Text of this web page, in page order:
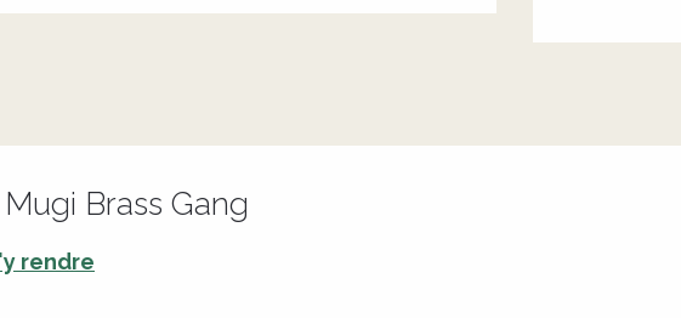
Brass Gang
rendre